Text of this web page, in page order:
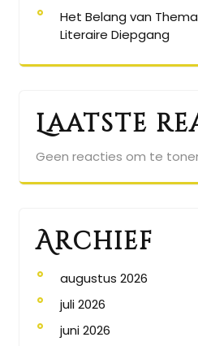
Het Belang van
Literaire Diepgang
Laatste
Geen reacties om te
Archief
augustus 2026
juli 2026
juni 2026